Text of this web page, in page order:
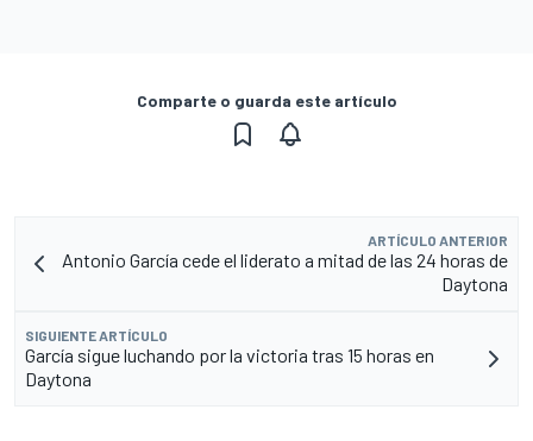
Comparte o guarda este artículo
ARTÍCULO ANTERIOR
Antonio García cede el liderato a mitad de las 24 horas de
Daytona
SIGUIENTE ARTÍCULO
García sigue luchando por la victoria tras 15 horas en
Daytona